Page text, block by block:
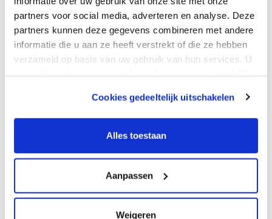
partners voor social media, adverteren en analyse. Deze
partners kunnen deze gegevens combineren met andere
informatie die u aan ze heeft verstrekt of die ze hebben
verzameld op basis van uw gebruik van hun services. U
We werken samen met12 derdendie uw gegevens
kunnen ontvangen en verwerken.
Cookies gedeeltelijk uitschakelen
Alles toestaan
Aanpassen
Weigeren
Hähne und Absperrventile
Kugelhähne
Kontakt
Van den Borne GmbH
Saime-Genc-Ring 37
DE-53121 Bonn
T. +49 (0)228 / 350 395 08
E. info@vandenborne.de
08:00 - 12:00 & 12:30-17:30